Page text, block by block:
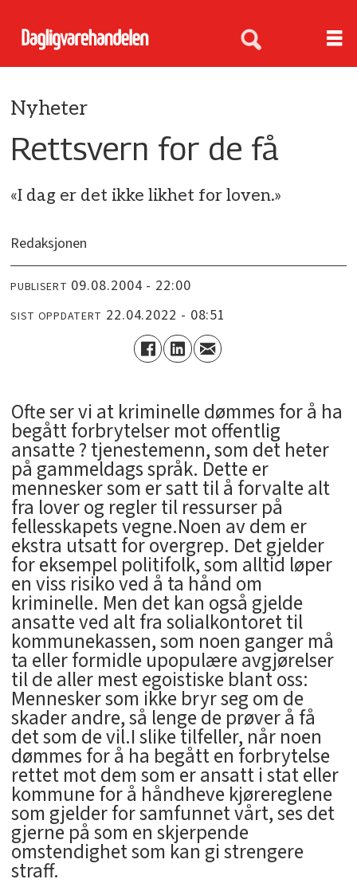
Nyheter
Rettsvern for de få
«I dag er det ikke likhet for loven.»
Redaksjonen
PUBLISERT 09.08.2004 - 22:00
SIST OPPDATERT 22.04.2022 - 08:51
Ofte ser vi at kriminelle dømmes for å ha
begått forbrytelser mot offentlig
ansatte ? tjenestemenn, som det heter
på gammeldags språk. Dette er
mennesker som er satt til å forvalte alt
fra lover og regler til ressurser på
fellesskapets vegne.Noen av dem er
ekstra utsatt for overgrep. Det gjelder
for eksempel politifolk, som alltid løper
en viss risiko ved å ta hånd om
kriminelle. Men det kan også gjelde
ansatte ved alt fra solialkontoret til
kommunekassen, som noen ganger må
ta eller formidle upopulære avgjørelser
til de aller mest egoistiske blant oss:
Mennesker som ikke bryr seg om de
skader andre, så lenge de prøver å få
det som de vil.I slike tilfeller, når noen
dømmes for å ha begått en forbrytelse
rettet mot dem som er ansatt i stat eller
kommune for å håndheve kjørereglene
som gjelder for samfunnet vårt, ses det
gjerne på som en skjerpende
omstendighet som kan gi strengere
straff.